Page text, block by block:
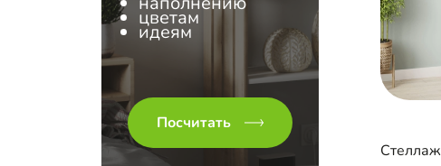
цветам
идеям
Посчитать